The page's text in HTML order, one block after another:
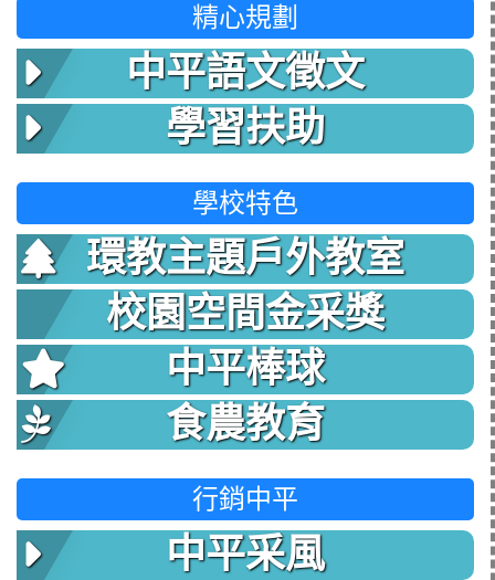
精心規劃
中平語文徵文
學習扶助
學校特色
環教主題戶外教室
校園空間金采獎
中平棒球
食農教育
行銷中平
中平采風